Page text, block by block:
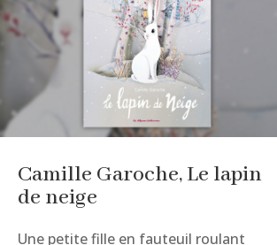
Camille Garoche, Le lapin
de neige
Une petite fille en fauteuil roulant